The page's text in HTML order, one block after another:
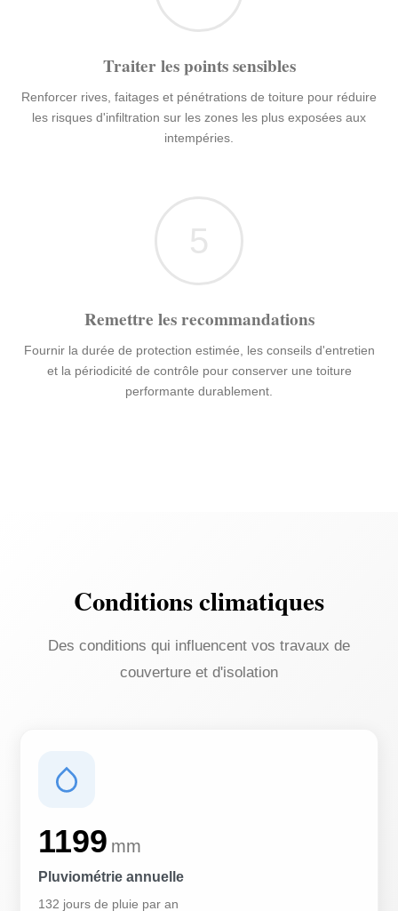
Traiter les points sensibles
Renforcer rives, faitages et pénétrations de toiture pour réduire
les risques d'infiltration sur les zones les plus exposées aux
intempéries.
5
Remettre les recommandations
Fournir la durée de protection estimée, les conseils d'entretien
et la périodicité de contrôle pour conserver une toiture
performante durablement.
Conditions climatiques
Des conditions qui influencent vos travaux de
couverture et d'isolation
1199 mm
Pluviométrie annuelle
132 jours de pluie par an